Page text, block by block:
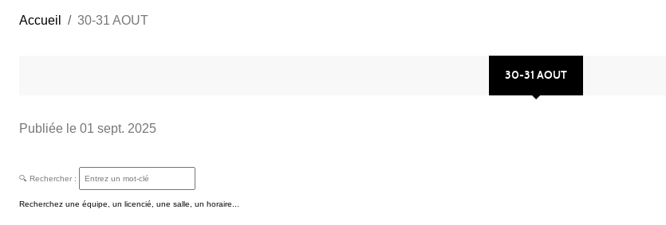
Accueil 30-31 AOUT
30-31 AOUT
Publiée le 01 sept. 2025
🔍 Rechercher :
Recherchez une équipe, un licencié, une salle, un horaire...